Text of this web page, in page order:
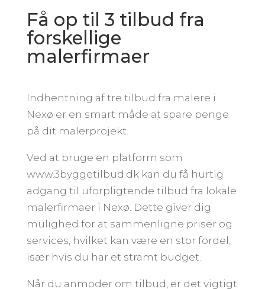
Få op til 3 tilbud fra
forskellige
malerfirmaer
Indhentning af tre tilbud fra malere i
Nexø er en smart måde at spare penge
på dit malerprojekt.
Ved at bruge en platform som
www.3byggetilbud.dk kan du få hurtig
adgang til uforpligtende tilbud fra lokale
malerfirmaer i Nexø. Dette giver dig
mulighed for at sammenligne priser og
services, hvilket kan være en stor fordel,
især hvis du har et stramt budget.
Når du anmoder om tilbud, er det vigtigt